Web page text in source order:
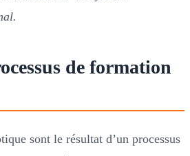
de formation
sont le résultat d’un processus